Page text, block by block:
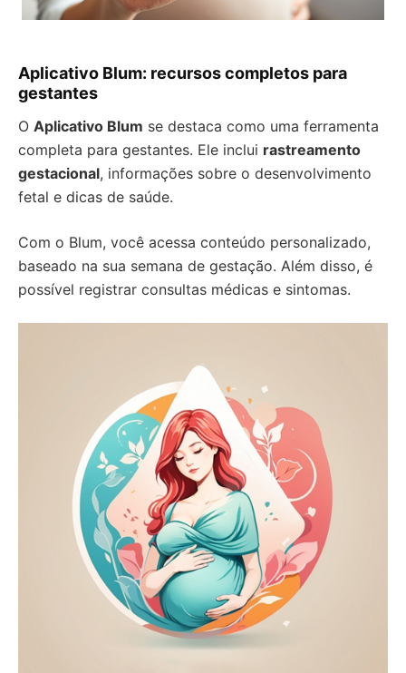
Aplicativo Blum: recursos completos para
gestantes
O Aplicativo Blum se destaca como uma ferramenta
completa para gestantes. Ele inclui rastreamento
gestacional, informações sobre o desenvolvimento
fetal e dicas de saúde.
Com o Blum, você acessa conteúdo personalizado,
baseado na sua semana de gestação. Além disso, é
possível registrar consultas médicas e sintomas.